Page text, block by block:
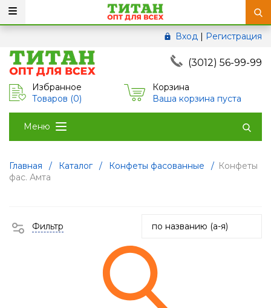
Вход | Регистрация
(3012) 56-99-99
Избранное
Товаров (0)
Корзина
Ваша корзина пуста
Меню
Главная / Каталог / Конфеты фасованные / Конфеты
фас. Амта
Фильтр